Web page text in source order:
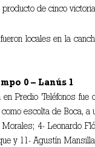
de cinco
locales en la
0 – Lanús 1
Predio Teléfonos
escolta de Boca, a
4- Leonardo
y 11- Agustín